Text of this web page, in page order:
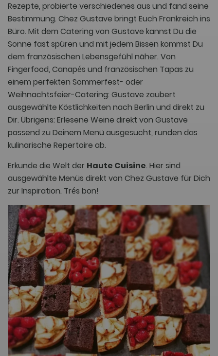
Rezepte, probierte verschiedenes aus und fand seine
Bestimmung. Chez Gustave bringt Euch Frankreich ins
Büro. Mit dem Catering von Gustave kannst Du die
Sonne fast spüren und mit jedem Bissen kommst Du
dem französischen Lebensgefühl näher. Von
Fingerfood, Canapés und französischen Tapas zu
einem perfekten Sommerfest- oder
Weihnachtsfeier-Catering: Gustave zaubert
ausgewählte Köstlichkeiten nach Berlin und direkt zu
Dir. Übrigens: Erlesene Weine direkt von Gustave
passend zu Deinem Menü ausgesucht, runden das
kulinarische Repertoire ab.
Erkunde die Welt der Haute Cuisine. Hier sind
ausgewählte Menüs direkt von Chez Gustave für Dich
zur Inspiration. Trés bon!